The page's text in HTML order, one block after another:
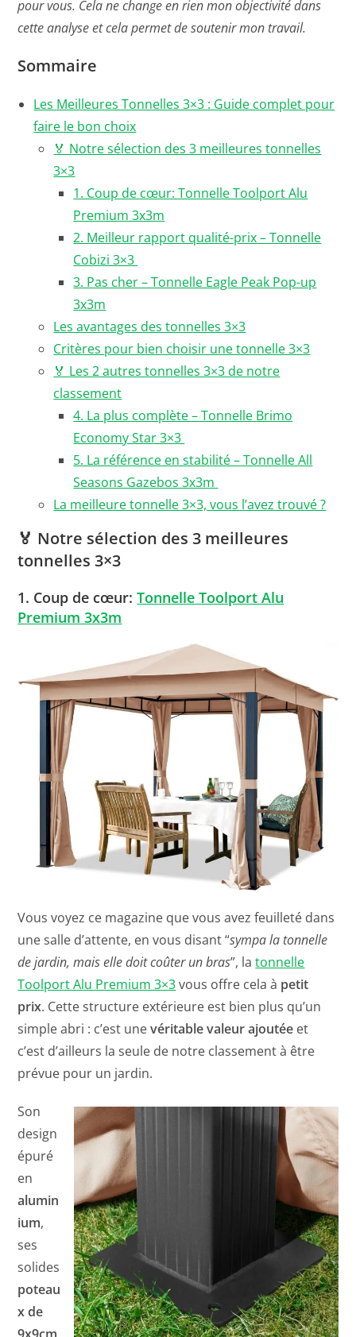
pour vous. Cela ne change en rien mon objectivité dans
cette analyseet cela permet de soutenir mon travail.
Sommaire
Les Meilleures Tonnelles 3×3 : Guide complet pour
faire le bon choix
🏅 Notre sélection des 3 meilleures tonnelles
3×3
1. Coup de cœur: Tonnelle Toolport Alu
Premium 3x3m
2. Meilleur rapport qualité-prix – Tonnelle
Cobizi 3×3
3. Pas cher – Tonnelle Eagle Peak Pop-up
3x3m
Les avantages des tonnelles 3×3
Critères pour bien choisir une tonnelle 3×3
🏅 Les 2 autres tonnelles 3×3 de notre
classement
4. La plus complète – Tonnelle Brimo
Economy Star 3×3
5. La référence en stabilité – Tonnelle All
Seasons Gazebos 3x3m
La meilleure tonnelle 3×3, vous l’avez trouvé ?
🏅 Notre sélection des 3 meilleures
tonnelles 3×3
1. Coup de cœur:Tonnelle Toolport Alu
Premium 3x3m
Vous voyez ce magazine que vous avez feuilleté dans
une salle d’attente, en vous disant “sympa la tonnelle
de jardin, mais elle doit coûter un bras”, latonnelle
Toolport Alu Premium 3×3vous offre cela à petit
prix. Cette structure extérieure est bien plus qu’un
simple abri : c’est unevéritable valeur ajoutée et
c’est d’ailleurs la seule de notre classement à être
prévue pour un jardin.
Son
design
épuré
en
alumin
ium,
ses
solides
poteau
x de